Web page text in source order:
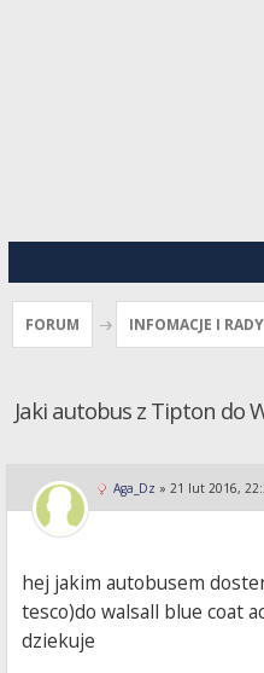
FORUM INFOMACJE I RADY
Jaki autobus z Tipton do
Aga_Dz » 21 lut 2016,
hej jakim autobusem
tesco)do walsall blue coat
dziekuje